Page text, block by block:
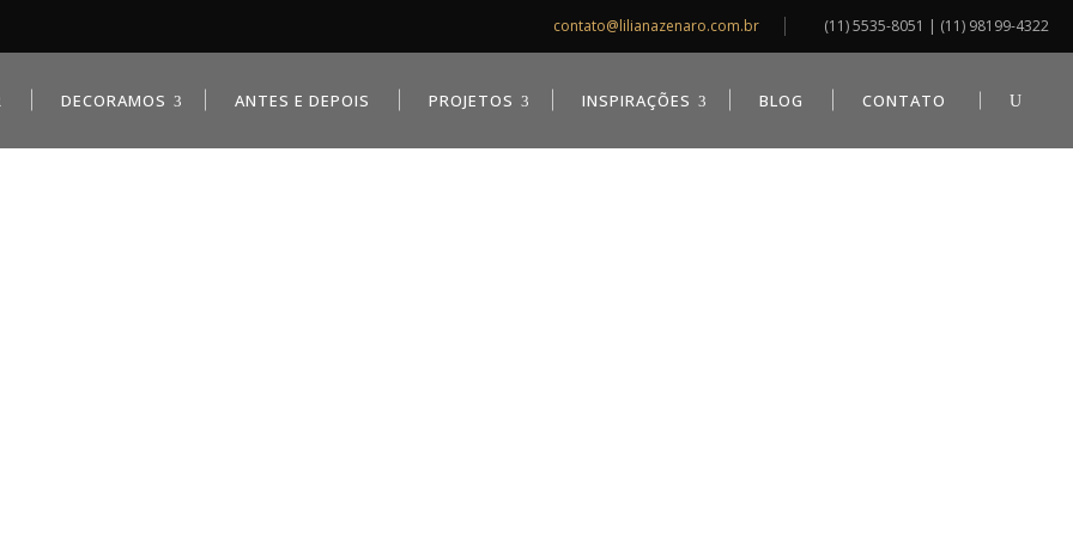
contato@lilianazenaro.com.br (11) 5535-8051 | (11) 98199-4322
DECORAMOS ANTES E DEPOIS PROJETOS INSPIRAÇÕES BLOG CONTATO